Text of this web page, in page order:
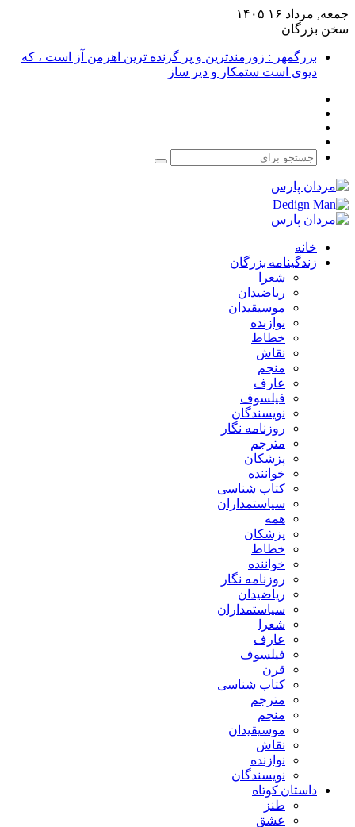
جمعه, مرداد ۱۶ ۱۴۰۵
سخن بزرگان
بزرگمهر : زورمندترین و پر گزنده ترین اهرمن آز است ، که
دیوی است ستمکار و دیر ساز
جستجو
خانه
زندگینامه بزرگان
شعرا
ریاضیدان
موسیقیدان
نوازنده
خطاط
نقاش
منجم
عارف
فیلسوف
نویسندگان
روزنامه نگار
مترجم
پزشکان
خواننده
کتاب شناسی
سیاستمداران
همه
پزشکان
خطاط
خواننده
روزنامه نگار
ریاضیدان
سیاستمداران
شعرا
عارف
فیلسوف
قرن
کتاب شناسی
مترجم
منجم
موسیقیدان
نقاش
نوازنده
نویسندگان
داستان کوتاه
طنز
عشق